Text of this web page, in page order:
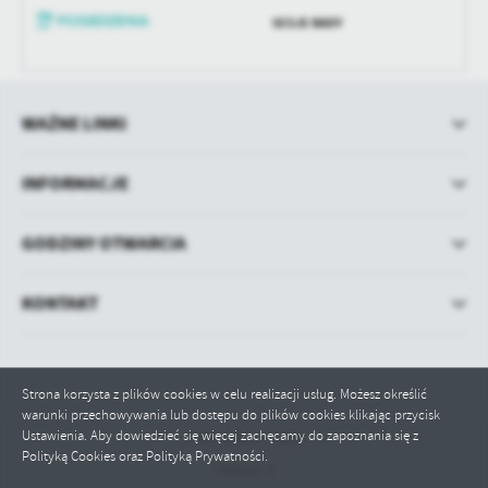
Strona korzysta z plików cookies w celu realizacji usług. Możesz określić
warunki przechowywania lub dostępu do plików cookies klikając przycisk
Ustawienia. Aby dowiedzieć się więcej zachęcamy do zapoznania się z
Polityką Cookies oraz Polityką Prywatności.
treści w postaci wiadomości, ofert, komunikatów mediów
społecznościowych.
SESJE RADY
WAŻNE LINKI
INFORMACJE
GODZINY OTWARCIA
KONTAKT
Odwiedzin: 71613